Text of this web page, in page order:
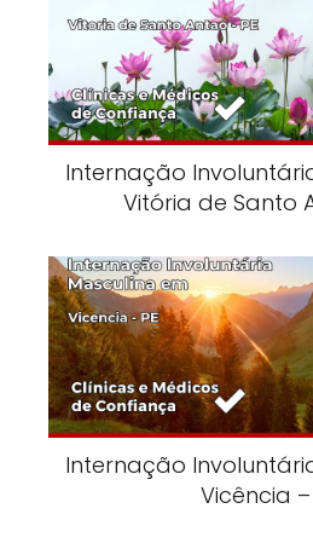
Internação
Vitória de Santo
Internação
Vicência –